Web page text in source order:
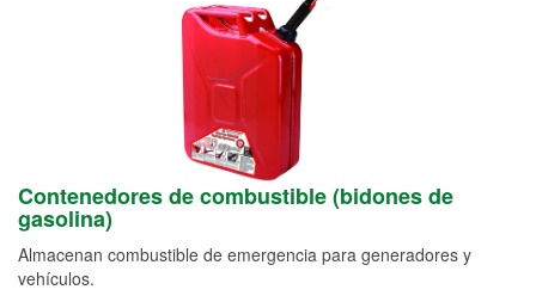
Contenedores de combustible (bidones de
gasolina)
Almacenan combustible de emergencia para generadores y
vehículos.